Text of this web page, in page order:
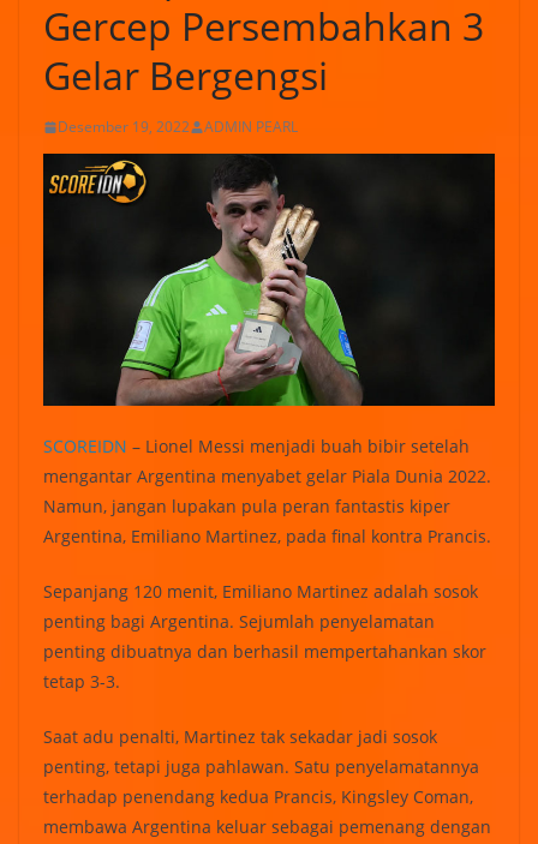
Gercep Persembahkan 3
Gelar Bergengsi
Desember 19, 2022 ADMIN PEARL
SCOREIDN – Lionel Messi menjadi buah bibir setelah
mengantar Argentina menyabet gelar Piala Dunia 2022.
Namun, jangan lupakan pula peran fantastis kiper
Argentina, Emiliano Martinez, pada final kontra Prancis.
Sepanjang 120 menit, Emiliano Martinez adalah sosok
penting bagi Argentina. Sejumlah penyelamatan
penting dibuatnya dan berhasil mempertahankan skor
tetap 3-3.
Saat adu penalti, Martinez tak sekadar jadi sosok
penting, tetapi juga pahlawan. Satu penyelamatannya
terhadap penendang kedua Prancis, Kingsley Coman,
membawa Argentina keluar sebagai pemenang dengan